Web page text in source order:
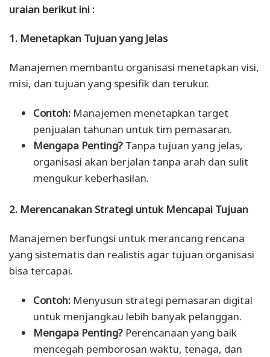
uraian berikut ini :
1. Menetapkan Tujuan yang Jelas
Manajemen membantu organisasi menetapkan visi,
misi, dan tujuan yang spesifik dan terukur.
Contoh: Manajemen menetapkan target
penjualan tahunan untuk tim pemasaran.
Mengapa Penting? Tanpa tujuan yang jelas,
organisasi akan berjalan tanpa arah dan sulit
mengukur keberhasilan.
2. Merencanakan Strategi untuk Mencapai Tujuan
Manajemen berfungsi untuk merancang rencana
yang sistematis dan realistis agar tujuan organisasi
bisa tercapai.
Contoh: Menyusun strategi pemasaran digital
untuk menjangkau lebih banyak pelanggan.
Mengapa Penting? Perencanaan yang baik
mencegah pemborosan waktu, tenaga, dan